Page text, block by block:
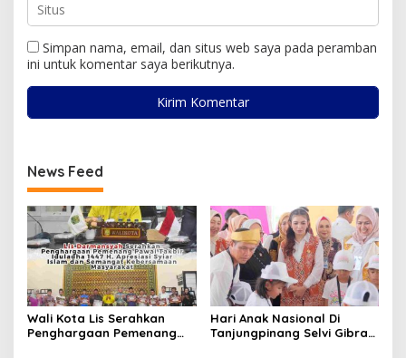
Simpan nama, email, dan situs web saya pada peramban
ini untuk komentar saya berikutnya.
News Feed
Wali Kota Lis Serahkan
Penghargaan Pemenang
Hari Anak Nasional Di
Tanjungpinang Selvi Gibran